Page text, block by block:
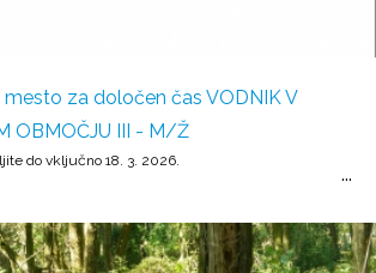
za določen čas VODNIK V
OBMOČJU III - M/Ž
do vključno 18. 3. 2026.